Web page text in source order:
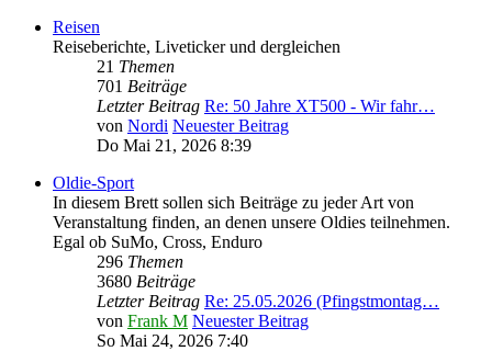
Reisen
Reiseberichte, Liveticker und dergleichen
21 Themen
701 Beiträge
Letzter Beitrag Re: 50 Jahre XT500 - Wir fahr…
von Nordi Neuester Beitrag
Do Mai 21, 2026 8:39
Oldie-Sport
In diesem Brett sollen sich Beiträge zu jeder Art von
Veranstaltung finden, an denen unsere Oldies teilnehmen.
Egal ob SuMo, Cross, Enduro
296 Themen
3680 Beiträge
Letzter Beitrag Re: 25.05.2026 (Pfingstmontag…
von Frank M Neuester Beitrag
So Mai 24, 2026 7:40